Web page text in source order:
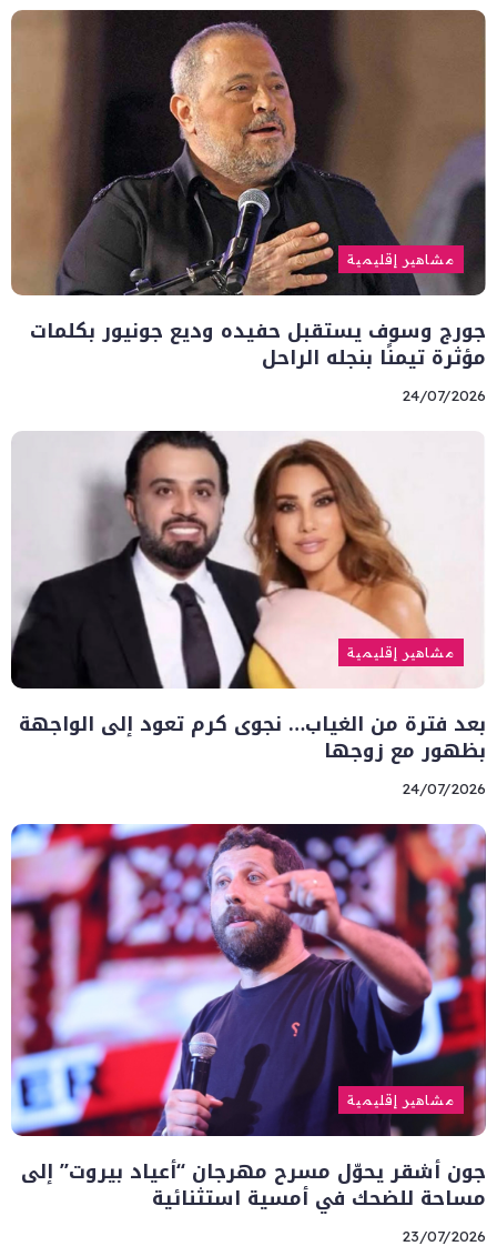
مشاهير إقليمية
جورج وسوف يستقبل حفيده وديع جونيور بكلمات
مؤثرة تيمنًا بنجله الراحل
24/07/2026
مشاهير إقليمية
بعد فترة من الغياب… نجوى كرم تعود إلى الواجهة
بظهور مع زوجها
24/07/2026
مشاهير إقليمية
جون أشقر يحوّل مسرح مهرجان “أعياد بيروت” إلى
مساحة للضحك في أمسية استثنائية
23/07/2026